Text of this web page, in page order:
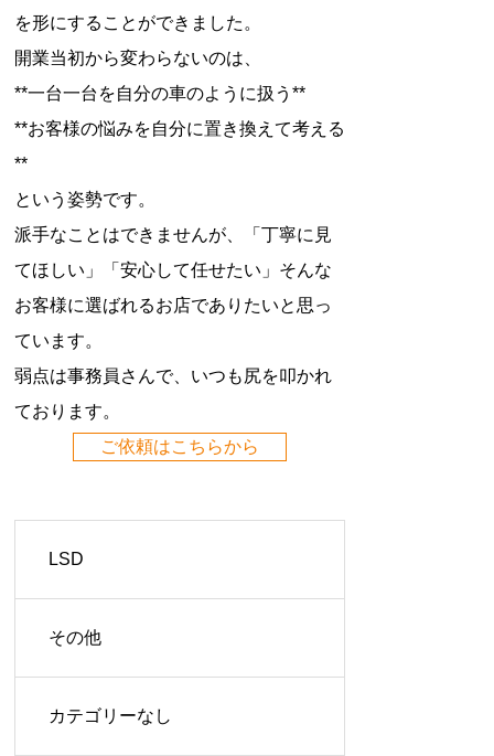
を形にすることができました。
開業当初から変わらないのは、
**一台一台を自分の車のように扱う**
**お客様の悩みを自分に置き換えて考える
**
という姿勢です。
派手なことはできませんが、「丁寧に見
てほしい」「安心して任せたい」そんな
お客様に選ばれるお店でありたいと思っ
ています。
弱点は事務員さんで、いつも尻を叩かれ
ております。
ご依頼はこちらから
LSD
その他
カテゴリーなし